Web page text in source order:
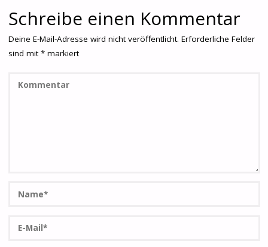
Schreibe einen Kommentar
Deine E-Mail-Adresse wird nicht veröffentlicht. Erforderliche Felder
sind mit*markiert